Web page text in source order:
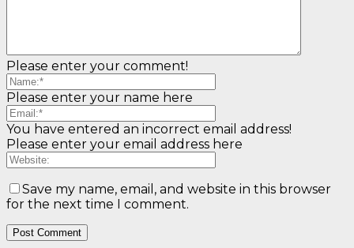
Please enter your comment!
Please enter your name here
You have entered an incorrect email address!
Please enter your email address here
Save my name, email, and website in this browser
for the next time I comment.